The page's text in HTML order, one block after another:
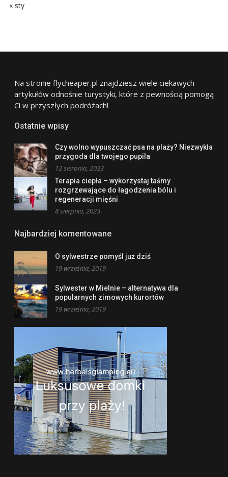
« sty
Na stronie flycheaper.pl znajdziesz wiele ciekawych
artykułów odnośnie turystyki, które z pewnością pomogą
Ci w przyszłych podróżach!
Ostatnie wpisy
Czy wolno wypuszczać psa na plaży? Niezwykła
przygoda dla twojego pupila
12 sierpnia, 2023
Terapia ciepła – wykorzystaj taśmy
rozgrzewające do łagodzenia bólu i
regeneracji mięśni
8 sierpnia, 2023
Najbardziej komentowane
O sylwestrze pomyśl już dziś
19 września, 2019
Sylwester w Mielnie – alternatywa dla
popularnych zimowych kurortów
19 września, 2019